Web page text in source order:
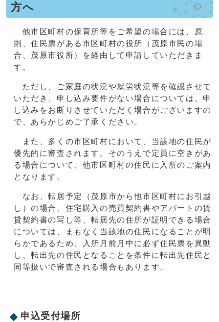
方へ
他市区町村の保育所等をご希望の場合には、原
則、住民票がある市区町村の役所（茂原市民の場
合、茂原市役所）を経由して申請していただきま
す。
ただし、ご家庭の状況や就労状況等を確認させて
いただき、申し込み要件がない場合については、申
し込みをお断りさせていただく場合がございますの
で、あらかじめご了承ください。
また、多くの市区町村において、当該地の住民が
優先的に審査されます。そのうえで定員に空きがあ
る場合について、他市区町村の住民に入所のご案内
となります。
なお、転居予定（茂原市から他市区町村にお引越
し）の場合、住宅購入の売買契約書やアパートの賃
貸契約書の写し等、転居先の住所が証明できる場合
については、まもなく当該地の住民になることが明
らかであるため、入所月前月中に必ず住民票を異動
し、転出先の住民となることを条件に転出先住民と
同等扱いで審査される場合もあります。
申込受付場所